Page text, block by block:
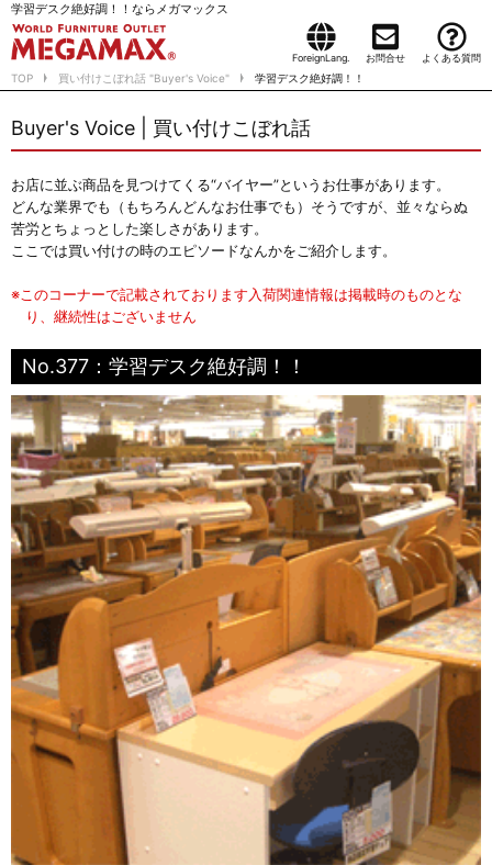
学習デスク絶好調！！ならメガマックス
ForeignLang. お問合せ よくある質問
TOP 買い付けこぼれ話 "Buyer's Voice" 学習デスク絶好調！！
Buyer's Voice | 買い付けこぼれ話
お店に並ぶ商品を見つけてくる“バイヤー”というお仕事があります。
どんな業界でも（もちろんどんなお仕事でも）そうですが、並々ならぬ
苦労とちょっとした楽しさがあります。
ここでは買い付けの時のエピソードなんかをご紹介します。
※このコーナーで記載されております入荷関連情報は掲載時のものとな
り、継続性はございません
No.377：学習デスク絶好調！！